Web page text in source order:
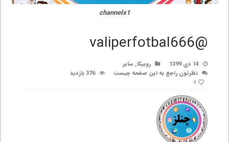
channels1
@valiperfotbal666
14 دی 1399 روبیکا, سایر
نظرتون راجع به این صفحه چیست
376 بازدید
9